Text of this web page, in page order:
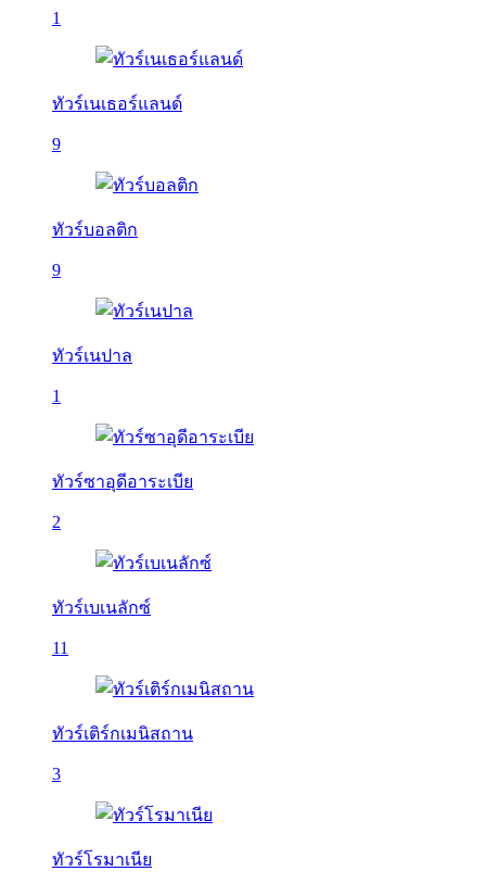
1
ทัวร์เนเธอร์แลนด์
9
ทัวร์บอลติก
9
ทัวร์เนปาล
1
ทัวร์ซาอุดีอาระเบีย
2
ทัวร์เบเนลักซ์
11
ทัวร์เติร์กเมนิสถาน
3
ทัวร์โรมาเนีย